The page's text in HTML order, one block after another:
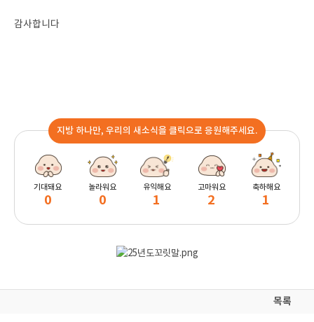
감사합니다
지방 하나만, 우리의 새소식을 클릭으로 응원해주세요.
기대돼요
0
놀라워요
0
유익해요
1
고마워요
2
축하해요
1
목록